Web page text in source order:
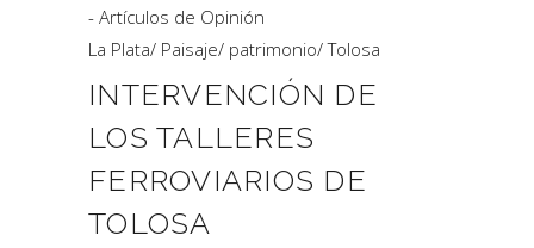
- Artículos de Opinión
La Plata/ Paisaje/ patrimonio/Tolosa
INTERVENCIÓN DE
LOS TALLERES
FERROVIARIOS DE
TOLOSA